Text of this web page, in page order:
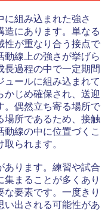
に組み込まれた強さ
造にあります。単なる
性が重なり合う接点で
動線上の強さが挙げら
長過程の中で一定期間
ュールに組み込まれて
かじめ確保され、送迎
。偶然立ち寄る場所で
場所であるため、接触
線の中に位置づくこ
られます。
あります。練習や試合
まることが多くあり
な要素です。一度きり
い出される可能性があ